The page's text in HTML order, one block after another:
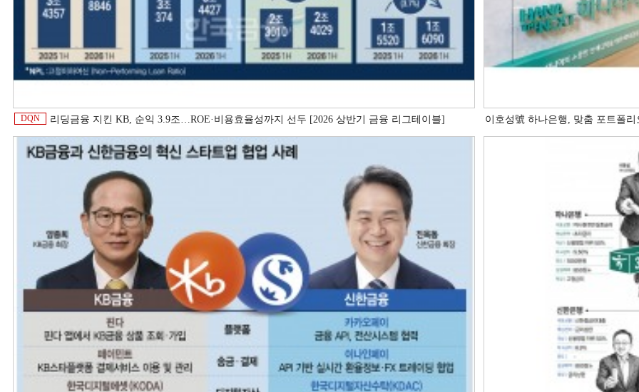
DQN 리딩금융 지킨 KB, 순익 3.9조…ROE·비용효율성까지 선두 [2026 상반기 금융 리그테이블] 이호성號 하나은행, 맞춤 포트폴